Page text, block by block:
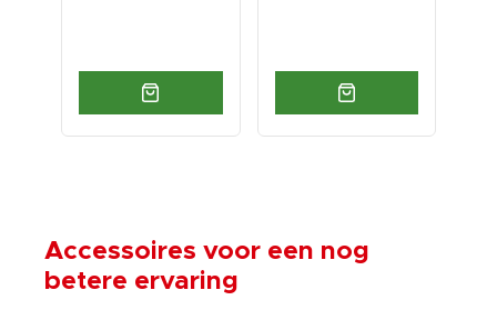
Accessoires voor een nog
betere ervaring